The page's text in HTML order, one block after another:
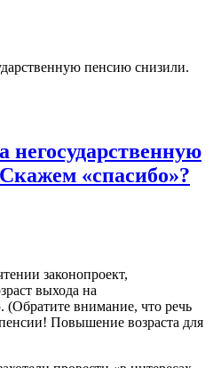
негосударственную
«спасибо»?
законопроект,
выхода на
(Обратите внимание, что речь
Повышение возраста для